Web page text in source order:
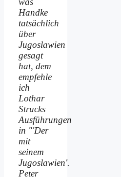
Handke
tatsächlich
über
Jugoslawien
gesagt
hat, dem
empfehle
ich
Lothar
Strucks
Ausführungen
in "'Der
mit
seinem
Jugoslawien'.
Peter